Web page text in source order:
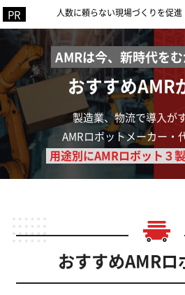
人数に頼らない現場づくりを促進
AMRは今、新時代をむ
おすすめAMR
製造業、物流で導入が
AMRロボットメーカー・
用途別にAMRロボット３
おすすめAMR